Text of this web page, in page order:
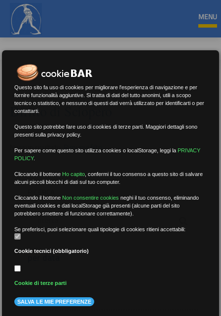
MENU
Diritto di Sciopero
Nessun risultato.Rimuovi filtri
per data
Questo sito fa uso di cookies per migliorare l'esperienza di navigazione e per
fornire funzionalità aggiuntive. Si tratta di dati del tutto anonimi, utili a scopo
tecnico o statistico, e nessuno di questi dati verrà utilizzato per identificarti o per
contattarti.
Questo sito potrebbe fare uso di cookies di terze parti. Maggiori dettagli sono
presenti sulla privacy policy.
Per sapere come questo sito utilizza cookies o localStorage, leggi la PRIVACY
POLICY.
Cliccando il bottone Ho capito ,confermi il tuo consenso a questo sito di salvare
alcuni piccoli blocchi di dati sul tuo computer.
Cliccando il bottone Non consentire cookies neghi il tuo consenso, eliminando
eventuali cookies e dati localStorage già presenti (alcune parti del sito
potrebbero smettere di funzionare correttamente).
Se preferisci, puoi selezionare quali tipologie di cookies ritieni accettabili:
Cookie tecnici (obbligatorio)
Cookie di terze parti
SALVA LE MIE PREFERENZE